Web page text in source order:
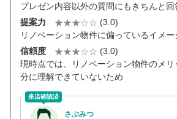
プレゼン内容以外の質問にもきちんと回
提案力
(3.0)
リノベーション物件に偏っているイメー
信頼度
(3.0)
現時点では、リノベーション物件のメ
分に理解できていないため
来店確認済
さぶみつ